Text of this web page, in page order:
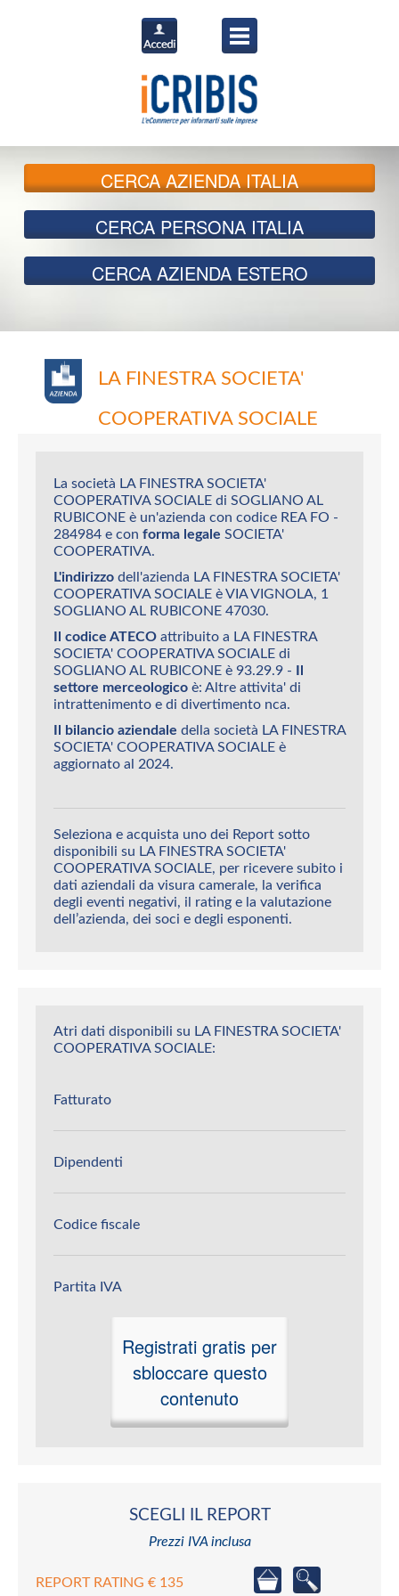
CERCAAZIENDA ITALIA
CERCA PERSONA ITALIA
CERCA AZIENDA ESTERO
LA FINESTRA SOCIETA'
COOPERATIVA SOCIALE
La società LA FINESTRA SOCIETA'
COOPERATIVA SOCIALE di SOGLIANO AL
RUBICONE è un'azienda con codice REA FO -
284984 e con forma legale SOCIETA'
COOPERATIVA.
L'indirizzo dell'azienda LA FINESTRA SOCIETA'
COOPERATIVA SOCIALE è VIA VIGNOLA, 1
SOGLIANO AL RUBICONE 47030.
Il codice ATECO attribuito a LA FINESTRA
SOCIETA' COOPERATIVA SOCIALE di
SOGLIANO AL RUBICONE è 93.29.9 - Il
settore merceologico è: Altre attivita' di
intrattenimento e di divertimento nca.
Il bilancio aziendale della società LA FINESTRA
SOCIETA' COOPERATIVA SOCIALE è
aggiornato al 2024.
Seleziona e acquista uno dei Report sotto
disponibili su LA FINESTRA SOCIETA'
COOPERATIVA SOCIALE, per ricevere subito i
dati aziendali da visura camerale, la verifica
degli eventi negativi, il rating e la valutazione
dell’azienda, dei soci e degli esponenti.
Atri dati disponibili su LA FINESTRA SOCIETA'
COOPERATIVA SOCIALE:
Fatturato
Dipendenti
Codice fiscale
Partita IVA
Registrati gratis per
sbloccare questo
contenuto
SCEGLI IL REPORT
Prezzi IVA inclusa
REPORT RATING € 135